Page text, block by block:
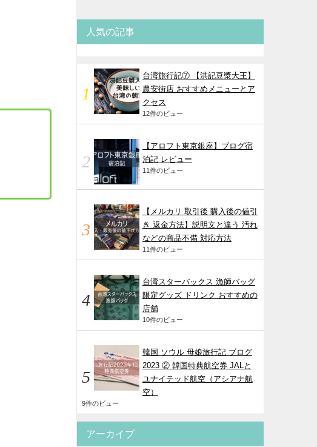
人気の記事
台湾旅行記⑦ 【洪記豆漿大王】
農安街店 おすすめメニューとア
クセス
12件のビュー
【アロフト東京銀座】ブログ宿
泊記 レビュー
11件のビュー
【メルカリ 取引後 購入後の値引
き 返金方法】説明文と違う 汚れ
などの商品不備 対応方法
11件のビュー
台湾スターバックス 漁師バッグ
限定グッズ ドリンク おすすめの
店舗
10件のビュー
韓国 ソウル 母娘旅行記 ブログ
2023 ② 韓国特典航空券 JALと
ユナイテッド航空（アシアナ航
空）
9件のビュー
アーカイブ